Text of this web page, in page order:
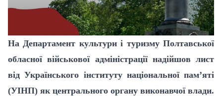
На Департамент культури і туризму Полтавської
обласної військової адміністрації надійшов лист
від Українського інституту національної пам’яті
(УІНП) як центрального органу виконавчої влади.